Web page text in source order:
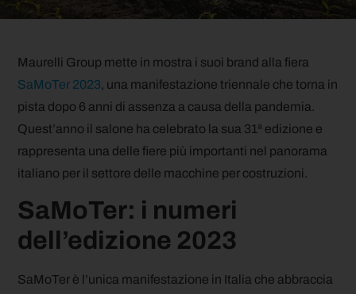
Maurelli Group mette in mostra i suoi brand alla fiera
SaMoTer 2023, una manifestazione triennale che torna in
pista dopo 6 anni di assenza a causa della pandemia.
Quest’anno il salone ha celebrato la sua 31ª edizione e
rappresenta una delle fiere più importanti nel panorama
italiano per il settore delle macchine per costruzioni.
SaMoTer: i numeri
dell’edizione 2023
SaMoTer è l’unica manifestazione in Italia che abbraccia